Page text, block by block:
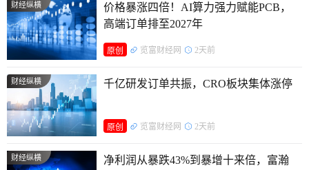
亿元。
深科技直面市场HBM量产炒作热潮主动降温，明确相关
技术仍在研发阶段，同时警示14.7亿元存储封测扩产项目的周
期、债务等多重经营风险。
股价异动，官方降温
存储HBM概念行情里首家主动释放风险提示的央企上市企
财经纵横
价格暴涨四倍！AI算力强力赋能PCB，
高端订单排至2027年
原创 览富财经网 2天前
财经纵横 千亿研发订单共振，CRO板块集体涨停
原创 览富财经网 2天前
财经纵横 净利润从暴跌43%到暴增十来倍，富瀚